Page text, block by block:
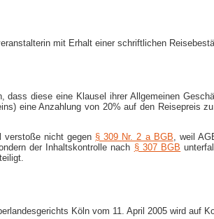
mit Erhalt einer schriftlichen
dass diese eine Klausel ihrer Allgemeinen
eine Anzahlung von 20% auf den Reisepreis
verstoße nicht gegen § 309 Nr. 2 a BGB , weil
der Inhaltskontrolle nach § 307 BGB
Köln vom 11. April 2005 wird auf